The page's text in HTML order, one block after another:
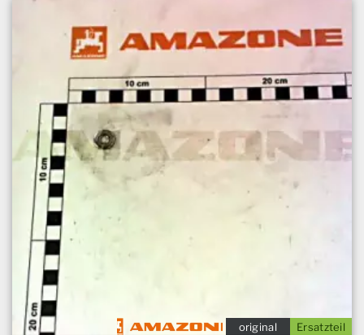
Ersatzteil
original